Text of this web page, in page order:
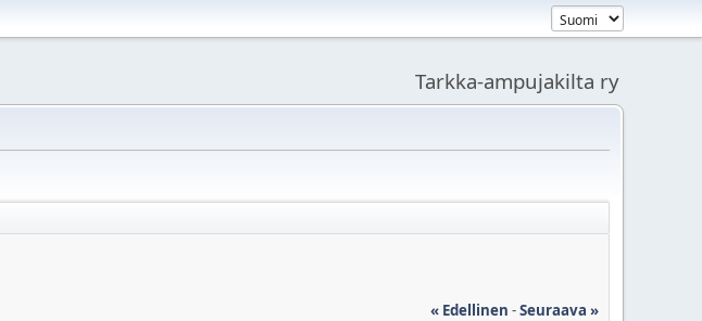
Tarkka-ampujakilta ry
« Edellinen -Seuraava »